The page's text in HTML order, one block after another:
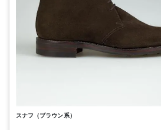
スナフ（ブラウン系）